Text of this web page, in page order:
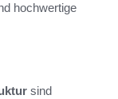
hochwertige
sind